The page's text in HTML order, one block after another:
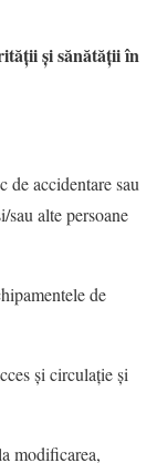
şi sănătăţii în
de accidentare sau
alte persoane
de
şi circulaţie şi
modificarea,